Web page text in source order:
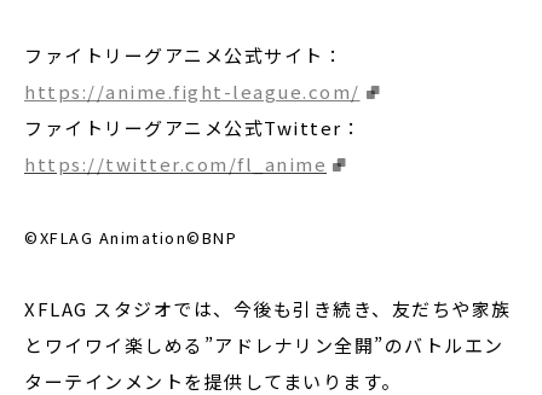
ファイトリーグアニメ公式サイト：
https://anime.fight-league.com/
ファイトリーグアニメ公式Twitter：
https://twitter.com/fl_anime
©XFLAG Animation©BNP
XFLAG スタジオでは、今後も引き続き、友だちや家族
とワイワイ楽しめる”アドレナリン全開”のバトルエン
ターテインメントを提供してまいります。